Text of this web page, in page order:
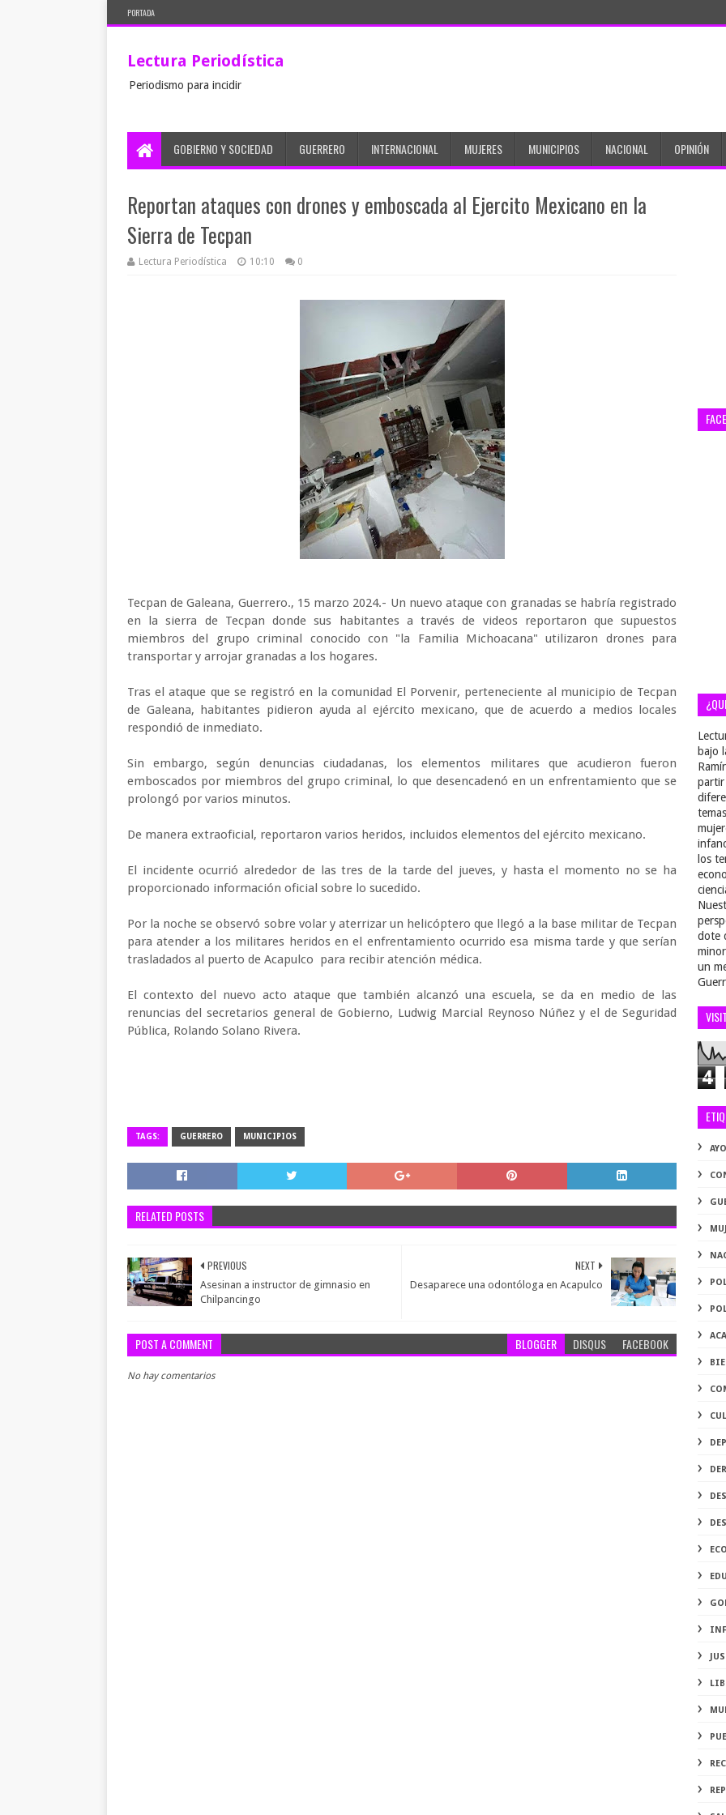
PORTADA
Lectura Periodística
Periodismo para incidir
GOBIERNO Y SOCIEDAD GUERRERO INTERNACIONAL MUJERES MUNICIPIOS NACIONAL OPINIÓN
Reportan ataques con drones y emboscada al Ejercito Mexicano en la
Sierra de Tecpan
Lectura Periodística 10:10 0
Tecpan de Galeana, Guerrero., 15 marzo 2024.- Un nuevo ataque con granadas se habría registrado
en la sierra de Tecpan donde sus habitantes a través de videos reportaron que supuestos
miembros del grupo criminal conocido con "la Familia Michoacana" utilizaron drones para
transportar y arrojar granadas a los hogares.
Tras el ataque que se registró en la comunidad El Porvenir, perteneciente al municipio de Tecpan
de Galeana, habitantes pidieron ayuda al ejército mexicano, que de acuerdo a medios locales
respondió de inmediato.
Sin embargo, según denuncias ciudadanas, los elementos militares que acudieron fueron
emboscados por miembros del grupo criminal, lo que desencadenó en un enfrentamiento que se
prolongó por varios minutos.
De manera extraoficial, reportaron varios heridos, incluidos elementos del ejército mexicano.
El incidente ocurrió alrededor de las tres de la tarde del jueves, y hasta el momento no se ha
proporcionado información oficial sobre lo sucedido.
Por la noche se observó sobre volar y aterrizar un helicóptero que llegó a la base militar de Tecpan
para atender a los militares heridos en el enfrentamiento ocurrido esa misma tarde y que serían
trasladados al puerto de Acapulco para recibir atención médica.
El contexto del nuevo acto ataque que también alcanzó una escuela, se da en medio de las
renuncias del secretarios general de Gobierno, Ludwig Marcial Reynoso Núñez y el de Seguridad
Pública, Rolando Solano Rivera.
TAGS: GUERRERO MUNICIPIOS
RELATED POSTS
NEXT
Desaparece una odontóloga en Acapulco
PREVIOUS
Asesinan a instructor de gimnasio en
Chilpancingo
POST A COMMENT BLOGGER DISQUS FACEBOOK
No hay comentarios
bajo
partir
los
dote
un
4